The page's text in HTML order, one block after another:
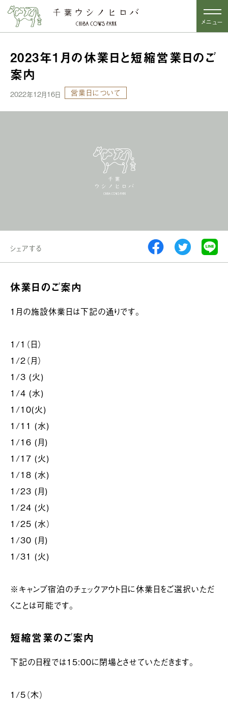
メニュー
2023年1月の休業日と短縮営業日のご
案内
2022年12月16日 営業日について
シェアする
休業日のご案内
1月の施設休業日は下記の通りです。
1/1（日）
1/2（月）
1/3 (火)
1/4 (水)
1/10(火)
1/11 (水)
1/16 (月)
1/17 (火)
1/18 (水)
1/23 (月)
1/24 (火)
1/25 (水）
1/30 (月)
1/31 (火)
※キャンプ宿泊のチェックアウト日に休業日をご選択いただ
くことは可能です。
短縮営業のご案内
下記の日程では15:00に閉場とさせていただきます。
1/5（木）